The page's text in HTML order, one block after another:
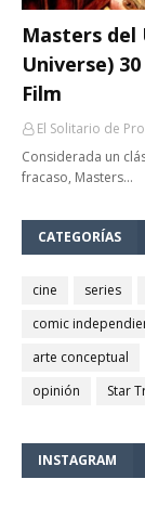
Masters
Universe)
Film
El Solitario de
Considerada un
fracaso, Masters…
CATEGORÍAS
cine series
comic
arte conceptual
opinión
Star
INSTAGRAM